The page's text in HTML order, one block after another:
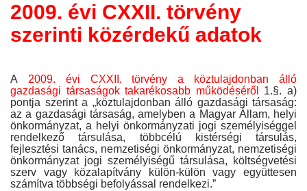
2009. évi CXXII. törvény
szerinti közérdekű adatok
A 2009. évi CXXII. törvény a köztulajdonban álló
gazdasági társaságok takarékosabb működéséről 1.§. a)
pontja szerint a „köztulajdonban álló gazdasági társaság:
az a gazdasági társaság, amelyben a Magyar Állam, helyi
önkormányzat, a helyi önkormányzati jogi személyiséggel
rendelkező társulása, többcélú kistérségi társulás,
fejlesztési tanács, nemzetiségi önkormányzat, nemzetiségi
önkormányzat jogi személyiségű társulása, költségvetési
szerv vagy közalapítvány külön-külön vagy együttesen
számítva többségi befolyással rendelkezi.”